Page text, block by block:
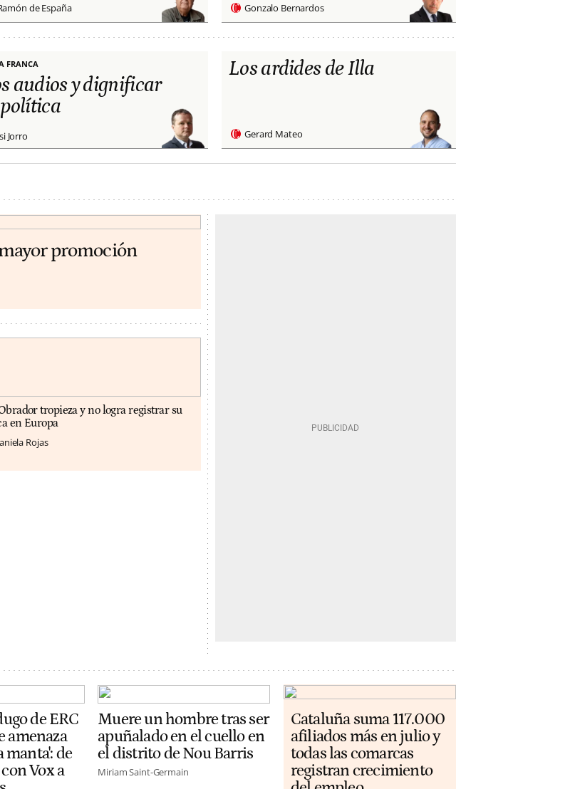
de España Gonzalo Bernardos
FRANCA
audios y dignificar
Jorro
Los ardides de Illa
Gerard Mateo
promoción
tropieza y no logra registrar su
en Europa
Rojas
de ERC
amenaza
manta': de
Vox a
Muere un hombre tras ser
apuñalado en el cuello en
el distrito de Nou Barris
Miriam Saint-Germain
Cataluña suma 117.000
afiliados más en julio y
todas las comarcas
registran crecimiento